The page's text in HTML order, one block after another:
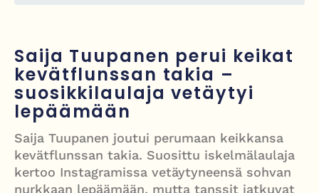
PT Vatanen antoi porttikiellon Juhana Tegelbergille – tiukka
välienselvittely PTV Gymillä tallentui videolle
Iso-Britannia heikentämässä sähköautojen myyntitavoitetta – mitä
muutos tarkoittaa?
12 kuollut laskuvarjohyppykoneen onnettomuudessa Missourissa –
Saija Tuupanen perui keikat
kevätflunssan takia –
suosikkilaulaja vetäytyi
lepäämään
Saija Tuupanen joutui perumaan keikkansa
kevätflunssan takia. Suosittu iskelmälaulaja
kertoo Instagramissa vetäytyneensä sohvan
nurkkaan lepäämään, mutta tanssit jatkuvat